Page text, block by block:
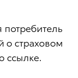
о страховом
ссылке.